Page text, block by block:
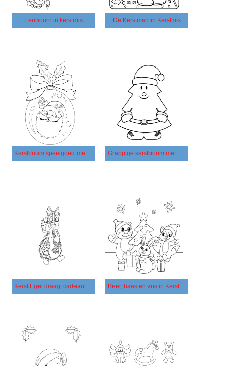
Eenhoorn in kerstmis De Kerstman in Kerstmis
Kerstboom speelgoed met Kerstman Grappige kerstboom met ogen
Kerst Egel draagt ​​cadeautjes Beer, haas en vos in Kerstmis